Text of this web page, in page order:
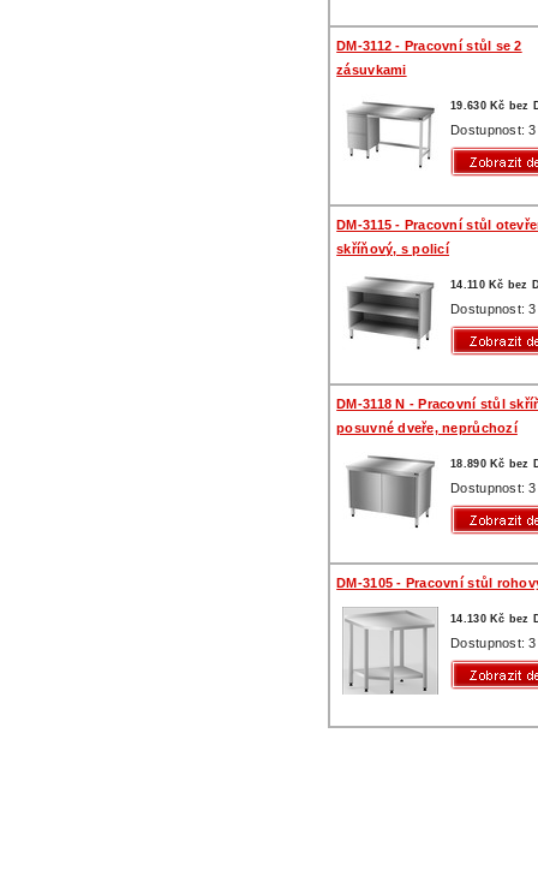
DM-3112 - Pracovní stůl se 2
zásuvkami
19.630 Kč bez
Dostupnost:
DM-3115 - Pracovní stůl
skříňový, s policí
14.110 Kč bez
Dostupnost:
DM-3118 N - Pracovní stůl
posuvné dveře, neprůchozí
18.890 Kč bez
Dostupnost:
DM-3105 - Pracovní stůl
14.130 Kč bez
Dostupnost: